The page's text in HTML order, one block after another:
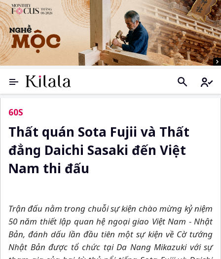
60S
Thất quán Sota Fujii và Thất
đẳng Daichi Sasaki đến Việt
Nam thi đấu
Trận đấu nằm trong chuỗi sự kiện chào mừng kỷ niệm
50 năm thiết lập quan hệ ngoại giao Việt Nam - Nhật
Bản, đánh dấu lần đầu tiên một sự kiện về Cờ tướng
Nhật Bản được tổ chức tại Da Nang Mikazuki với sự